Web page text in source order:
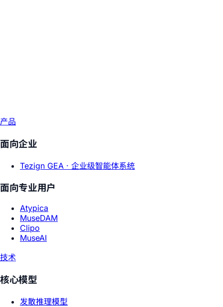
产品
面向企业
Tezign GEA · 企业级智能体系统
面向专业用户
Atypica
MuseDAM
Clipo
MuseAI
技术
核心模型
发散推理模型